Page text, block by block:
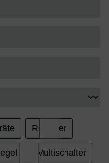
Receiver
und Multischalter